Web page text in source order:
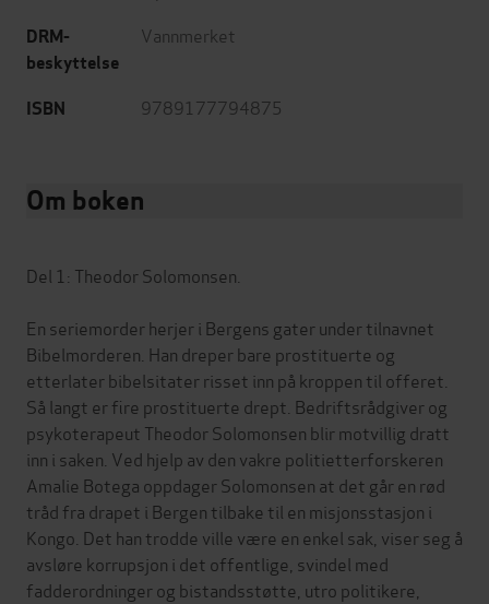
DRM-
beskyttelse
Vannmerket
ISBN 9789177794875
Om boken
Del 1: Theodor Solomonsen.
En seriemorder herjer i Bergens gater under tilnavnet
Bibelmorderen. Han dreper bare prostituerte og
etterlater bibelsitater risset inn på kroppen til offeret.
Så langt er fire prostituerte drept. Bedriftsrådgiver og
psykoterapeut Theodor Solomonsen blir motvillig dratt
inn i saken. Ved hjelp av den vakre politietterforskeren
Amalie Botega oppdager Solomonsen at det går en rød
tråd fra drapet i Bergen tilbake til en misjonsstasjon i
Kongo. Det han trodde ville være en enkel sak, viser seg å
avsløre korrupsjon i det offentlige, svindel med
fadderordninger og bistandsstøtte, utro politikere,